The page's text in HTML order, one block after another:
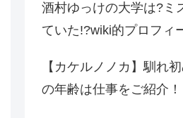
酒村ゆっけの大学は?ミ
ていた!?wiki的プロフィ
【カケルノノカ】馴れ
の年齢は仕事をご紹介！